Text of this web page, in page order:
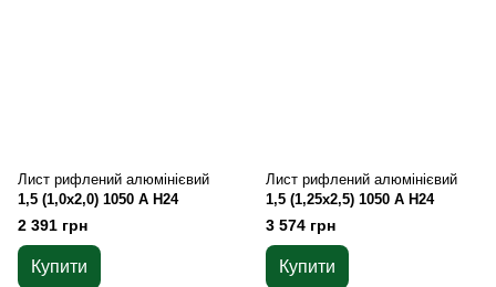
Лист рифлений алюмінієвий
1,5 (1,0х2,0) 1050 А Н24
2 391 грн
Купити
Лист рифлений алюмінієвий
1,5 (1,25х2,5) 1050 А Н24
3 574 грн
Купити